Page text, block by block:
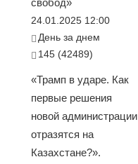
24.01.2025 12:00
День за днем
145 (42489)
«Трамп в ударе. Как
первые решения
новой администрации
отразятся на
Казахстане?».